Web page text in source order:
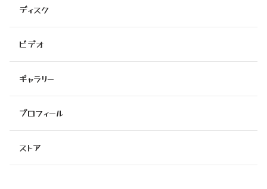
ディスク
ビデオ
ギャラリー
プロフィール
ストア